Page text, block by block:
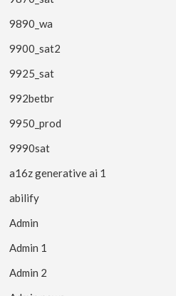
9890_wa
9900_sat2
9925_sat
992betbr
9950_prod
9990sat
a16z generative ai 1
abilify
Admin
Admin 1
Admin 2